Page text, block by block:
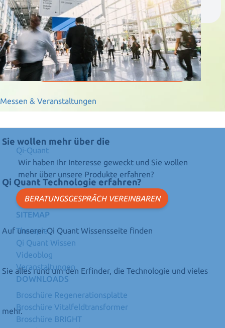
Messen & Veranstaltungen
Sie wollen mehr über die
Qi Quant Technologie erfahren?
Auf unserer Qi Quant Wissensseite finden
Sie alles rund um den Erfinder, die Technologie und vieles
mehr.
BERATUNGSGESPRÄCH VEREINBAREN
Qi-Quant
Wir haben Ihr Interesse geweckt und Sie wollen
mehr über unsere Produkte erfahren?
BERATUNGSGESPRÄCH VEREINBAREN
SITEMAP
Therapie
Qi Quant Wissen
Videoblog
Veranstaltungen
DOWNLOADS
Broschüre Regenerationsplatte
Broschüre Vitalfeldtransformer
Broschüre BRIGHT